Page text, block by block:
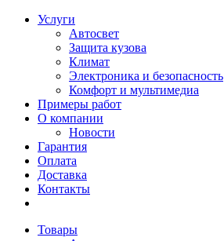
Услуги
Автосвет
Защита кузова
Климат
Электроника и безопасность
Комфорт и мультимедиа
Примеры работ
О компании
Новости
Гарантия
Оплата
Доставка
Контакты
Товары